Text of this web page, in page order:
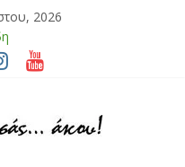
2026
Στρατάκης